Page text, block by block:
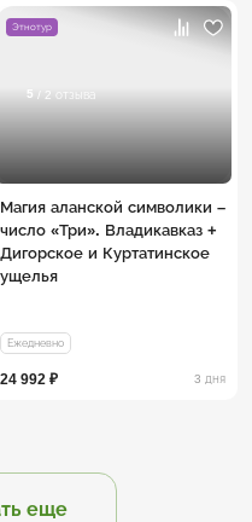
Этнотур
5 / 2 отзыва
Магия аланской символики –
число «Три». Владикавказ +
Дигорское и Куртатинское
ущелья
Ежедневно
24 992 ₽ 3 дня
еще